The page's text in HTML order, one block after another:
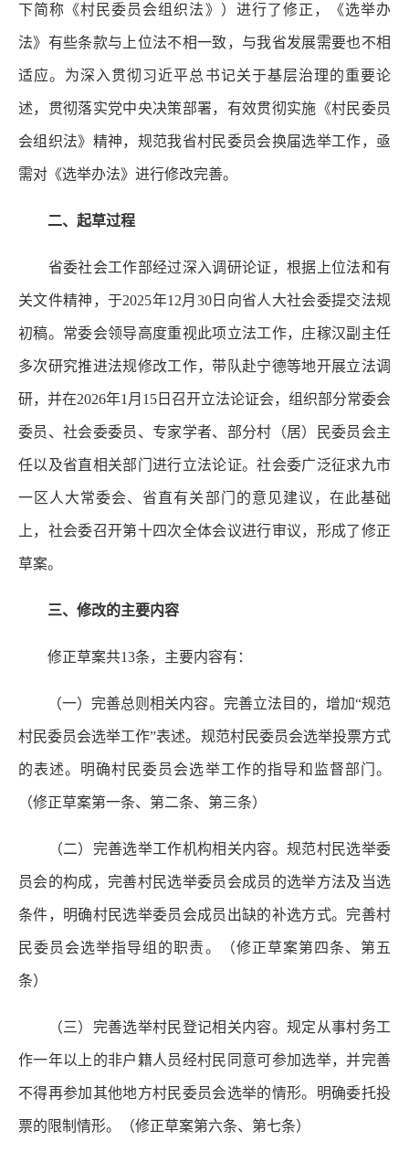
下简称《村民委员会组织法》）进行了修正，《选举办
法》有些条款与上位法不相一致，与我省发展需要也不相
适应。为深入贯彻习近平总书记关于基层治理的重要论
述，贯彻落实党中央决策部署，有效贯彻实施《村民委员
会组织法》精神，规范我省村民委员会换届选举工作，亟
需对《选举办法》进行修改完善。
二、起草过程
省委社会工作部经过深入调研论证，根据上位法和有
关文件精神，于2025年12月30日向省人大社会委提交法规
初稿。常委会领导高度重视此项立法工作，庄稼汉副主任
多次研究推进法规修改工作，带队赴宁德等地开展立法调
研，并在2026年1月15日召开立法论证会，组织部分常委会
委员、社会委委员、专家学者、部分村（居）民委员会主
任以及省直相关部门进行立法论证。社会委广泛征求九市
一区人大常委会、省直有关部门的意见建议，在此基础
上，社会委召开第十四次全体会议进行审议，形成了修正
草案。
三、修改的主要内容
修正草案共13条，主要内容有：
（一）完善总则相关内容。 完善立法目的，增加“规范
村民委员会选举工作”表述。规范村民委员会选举投票方式
的表述。明确村民委员会选举工作的指导和监督部门。
（修正草案第一条、第二条、第三条）
（二）完善选举工作机构相关内容。 规范村民选举委
员会的构成，完善村民选举委员会成员的选举方法及当选
条件，明确村民选举委员会成员出缺的补选方式。完善村
民委员会选举指导组的职责。（修正草案第四条、第五
条）
（三）完善选举村民登记相关内容。 规定从事村务工
作一年以上的非户籍人员经村民同意可参加选举，并完善
不得再参加其他地方村民委员会选举的情形。明确委托投
票的限制情形。（修正草案第六条、第七条）